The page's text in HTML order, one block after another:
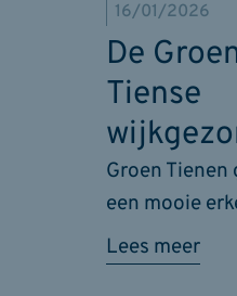
Lees meer
Groen Tienen
een mooie
De
Tiense
16/01/2026